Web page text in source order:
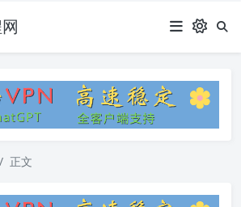
正文